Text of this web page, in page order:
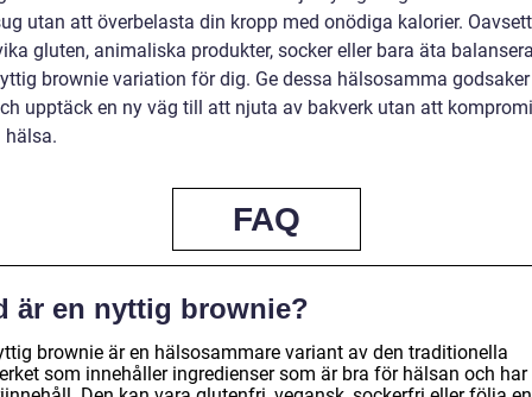
utan att överbelasta din kropp med onödiga kalorier.
gluten, animaliska produkter, socker eller bara äta
brownie variation för dig. Ge dessa hälsosamma
upptäck en ny väg till att njuta av bakverk utan att
hälsa.
FAQ
är en nyttig brownie?
brownie är en hälsosammare variant av den traditionella
som innehåller ingredienser som är bra för hälsan och har